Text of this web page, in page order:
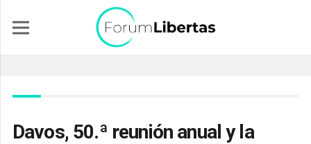
Davos, 50.ª reunión anual y la